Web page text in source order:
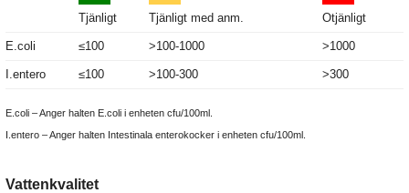
Tjänligt Tjänligt med anm. Otjänligt
E.coli ≤100 >100-1000 >1000
I.entero ≤100 >100-300 >300
E.coli – Anger halten E.coli i enheten cfu/100ml.
I.entero – Anger halten Intestinala enterokocker i enheten cfu/100ml.
Vattenkvalitet